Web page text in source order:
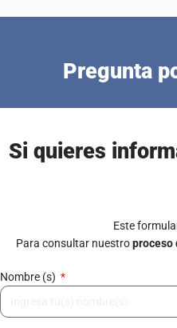
Pregunta
Si quieres
Este
Para consultar nuestroproceso
Nombre (s)